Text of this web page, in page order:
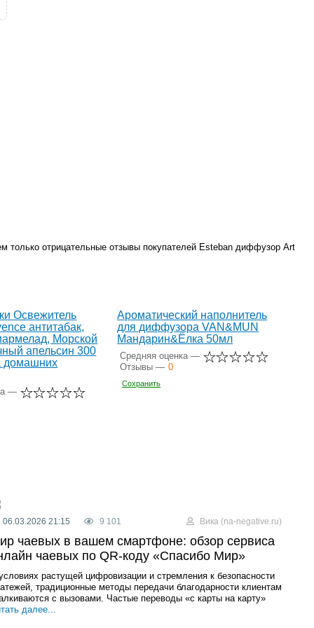
только отрицательные отзывы покупателей Esteban диффузор Art
Освежитель
антитабак,
Морской
апельсин 300
домашних
—
Ароматический наполнитель
для диффузора VAN&MUN
Мандарин&Ёлка 50мл
Средняя оценка —
Отзывы — 0
Сохранить
06.03.2026 21:15 9 101 Вика (na-negative.ru)
чаевых в вашем смартфоне: обзор сервиса
чаевых по QR-коду «Спасибо Мир»
растущей цифровизации и стремления к безопасности
традиционные методы передачи благодарности клиентам
с вызовами. Частые переводы «с карты на карту»
далее...